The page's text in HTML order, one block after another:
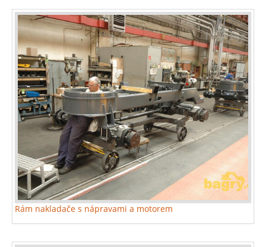
Rám nakladače s nápravami a motorem